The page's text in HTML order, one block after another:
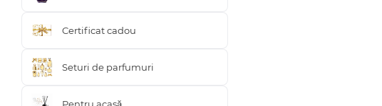
Certificat cadou
Seturi de parfumuri
Pentru acasă